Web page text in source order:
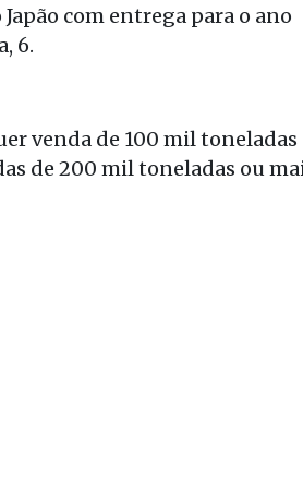
com entrega para o ano
6.
venda de 100 mil toneladas
de 200 mil toneladas ou